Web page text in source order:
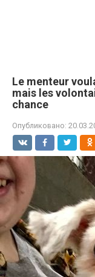
Le menteur
mais les
chance
Опубликовано: